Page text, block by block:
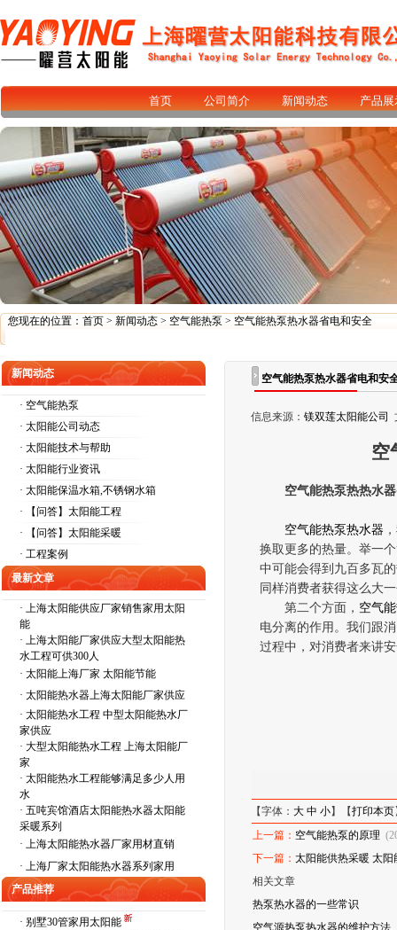
首页 公司简介 新闻动态 产品展
您现在的位置： 首页 > 新闻动态 > 空气能热泵 > 空气能热泵热水器省电和安全
新闻动态
· 空气能热泵
· 太阳能公司动态
· 太阳能技术与帮助
· 太阳能行业资讯
· 太阳能保温水箱,不锈钢水箱
· 【问答】太阳能工程
· 【问答】太阳能采暖
· 工程案例
最新文章
· 上海太阳能供应厂家销售家用太阳
能
· 上海太阳能厂家供应大型太阳能热
水工程可供300人
· 太阳能上海厂家 太阳能节能
· 太阳能热水器上海太阳能厂家供应
· 太阳能热水工程 中型太阳能热水厂
家供应
· 大型太阳能热水工程 上海太阳能厂
家
· 太阳能热水工程能够满足多少人用
水
· 五吨宾馆酒店太阳能热水器太阳能
采暖系列
· 上海太阳能热水器厂家用材直销
· 上海厂家太阳能热水器系列家用
产品推荐
· 别墅30管家用太阳能
空气能热泵热水器省电和安
信息来源：镁双莲太阳能公司
空
空气能热泵热热水器
空气能热泵热水器
换取更多的热量。举一
中可能会得到九百多瓦
同样消费者获得这么大
第二个方面， 空气
电分离的作用。我们跟
过程中，对消费者来讲
【字体：大 中 小】【打印本页
上一篇： 空气能热泵的原理
下一篇：太阳能供热采暖 太
相关文章
热泵热水器的一些常识
空气源热泵热水器的维护方法